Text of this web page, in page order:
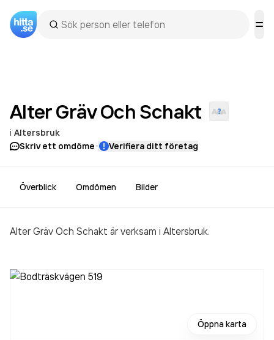
Alter Gräv Och Schakt
i Altersbruk
Skriv ett omdöme· Verifiera ditt företag
Överblick Omdömen Bilder
Alter Gräv Och Schakt är verksam i Altersbruk.
Öppna karta